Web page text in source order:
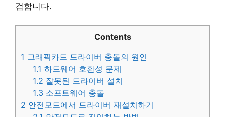
검합니다.
Contents
1 그래픽카드 드라이버 충돌의 원인
1.1 하드웨어 호환성 문제
1.2 잘못된 드라이버 설치
1.3 소프트웨어 충돌
2 안전모드에서 드라이버 재설치하기